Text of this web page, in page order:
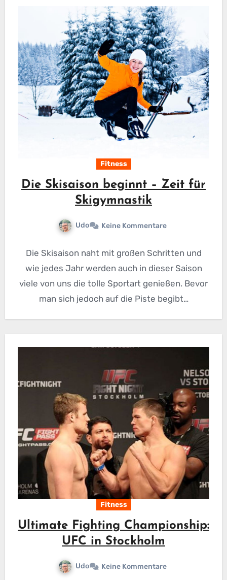
Fitness
Die Skisaison beginnt – Zeit für
Skigymnastik
Udo Keine Kommentare
Die Skisaison naht mit großen Schritten und
wie jedes Jahr werden auch in dieser Saison
viele von uns die tolle Sportart genießen. Bevor
man sich jedoch auf die Piste begibt…
Fitness
Ultimate Fighting Championship:
UFC in Stockholm
Udo Keine Kommentare